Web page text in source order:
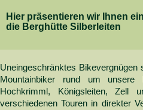
Hier präsentieren wir Ihnen
die Berghütte Silberleiten
Uneingeschränktes Bikevergnügen
Mountainbiker rund um unsere
Hochkrimml, Königsleiten, Zell
verschiedenen Touren in direkter